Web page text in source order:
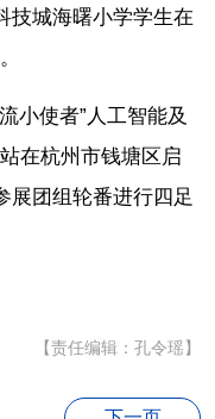
技城海曙小学学生在
小使者”人工智能及
在杭州市钱塘区启
展团组轮番进行四足
【责任编辑：孔令瑶】